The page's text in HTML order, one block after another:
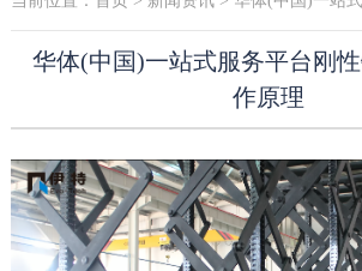
华体(中国)一站式服务平台刚
作原理